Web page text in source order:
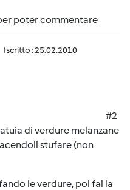
poter commentare
Iscritto : 25.02.2010
#2
di verdure melanzane
stufare (non
le verdure, poi fai la